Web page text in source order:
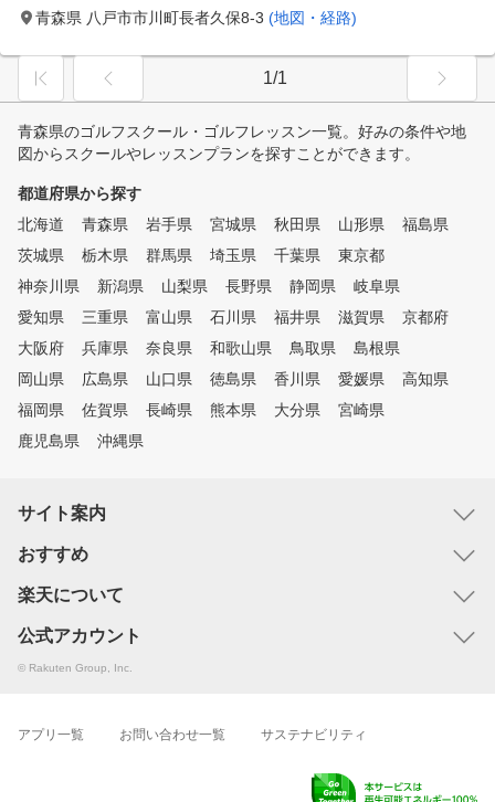
青森県 八戸市市川町長者久保8-3 (地図・経路)
1/1
青森県のゴルフスクール・ゴルフレッスン一覧。好みの条件や地
図からスクールやレッスンプランを探すことができます。
都道府県から探す
北海道
青森県 岩手県 宮城県 秋田県 山形県
福島県
茨城県
栃木県 群馬県 埼玉県 千葉県
東京都
神奈川県
新潟県 山梨県 長野県 静岡県
岐阜県
愛知県
三重県 富山県 石川県 福井県 滋賀県
京都府
大阪府
兵庫県 奈良県 和歌山県 鳥取県
島根県
岡山県
広島県 山口県 徳島県 香川県 愛媛県
高知県
福岡県
佐賀県 長崎県 熊本県 大分県
宮崎県
鹿児島県
沖縄県
サイト案内
おすすめ
楽天について
公式アカウント
© Rakuten Group, Inc.
アプリ一覧 お問い合わせ一覧 サステナビリティ